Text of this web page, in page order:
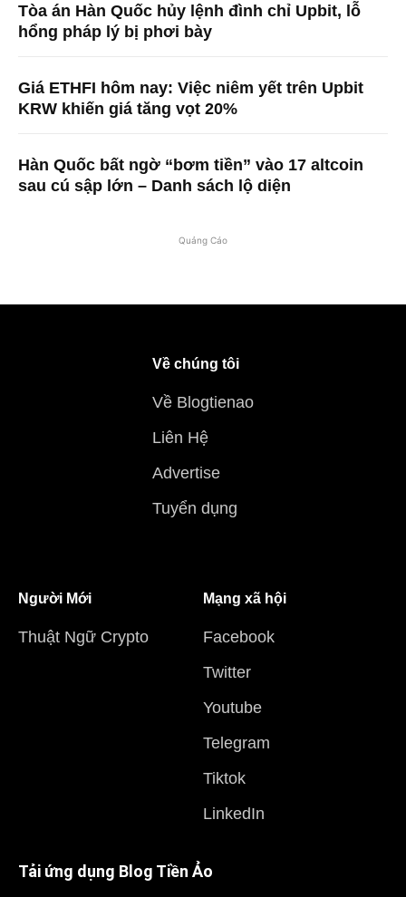
Tòa án Hàn Quốc hủy lệnh đình chỉ Upbit, lỗ
hổng pháp lý bị phơi bày
Giá ETHFI hôm nay: Việc niêm yết trên Upbit
KRW khiến giá tăng vọt 20%
Hàn Quốc bất ngờ “bơm tiền” vào 17 altcoin
sau cú sập lớn – Danh sách lộ diện
Quảng Cáo
Về chúng tôi
Về Blogtienao
Liên Hệ
Advertise
Tuyển dụng
Người Mới
Thuật Ngữ Crypto
Mạng xã hội
Facebook
Twitter
Youtube
Telegram
Tiktok
LinkedIn
Tải ứng dụng Blog Tiền Ảo